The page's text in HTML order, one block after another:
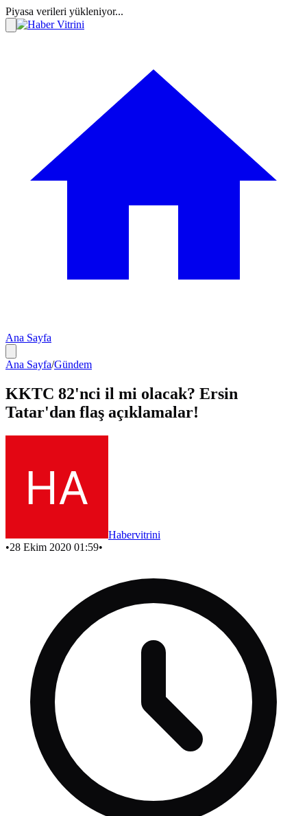
Piyasa verileri yükleniyor...
Ana Sayfa
Ana Sayfa/Gündem
KKTC 82'nci il mi olacak? Ersin
Tatar'dan flaş açıklamalar!
Habervitrini
•28 Ekim 2020 01:59•